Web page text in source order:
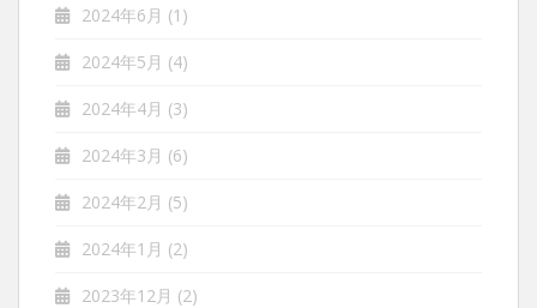
2024年6月 (1)
2024年5月 (4)
2024年4月 (3)
2024年3月 (6)
2024年2月 (5)
2024年1月 (2)
2023年12月 (2)